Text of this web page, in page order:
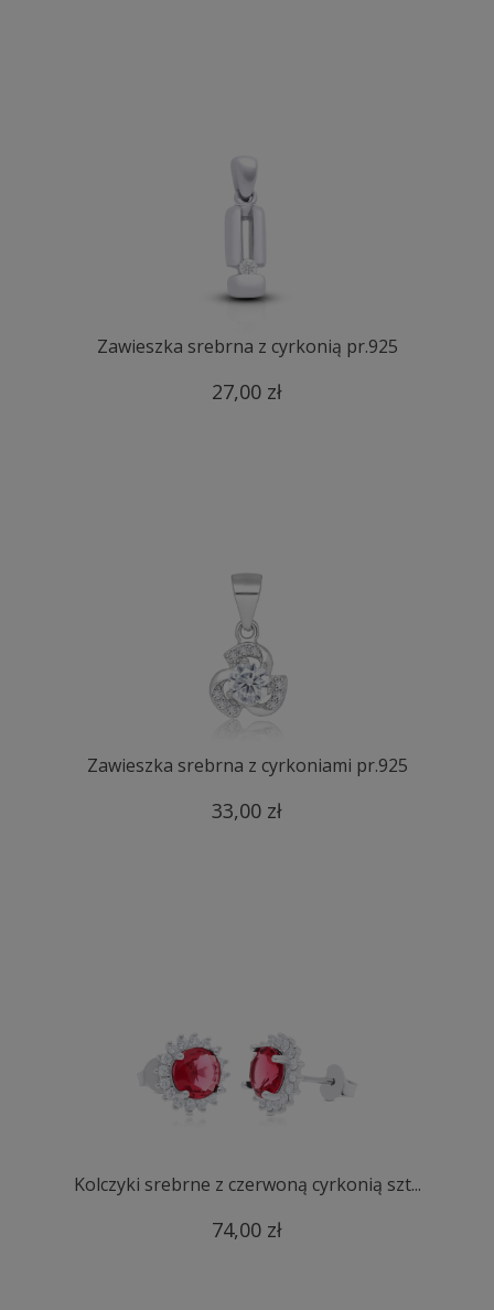
Zawieszka srebrna z cyrkonią pr.925
27,00 zł
Zawieszka srebrna z cyrkoniami pr.925
33,00 zł
Kolczyki srebrne z czerwoną cyrkonią szt...
74,00 zł